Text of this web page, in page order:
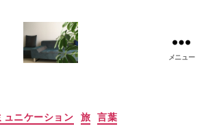
美
メニュー
カ
ュニケーション 旅 言葉